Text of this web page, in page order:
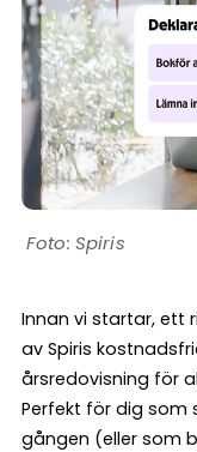
Spiris
Innan vi startar, ett
av Spiris
årsredovisning för
Perfekt för dig som
gången (eller som